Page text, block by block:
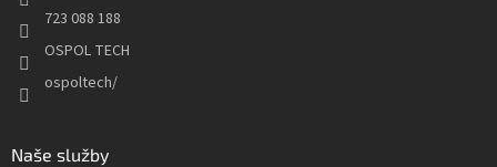
723 088 188
OSPOL TECH
ospoltech/
Naše služby